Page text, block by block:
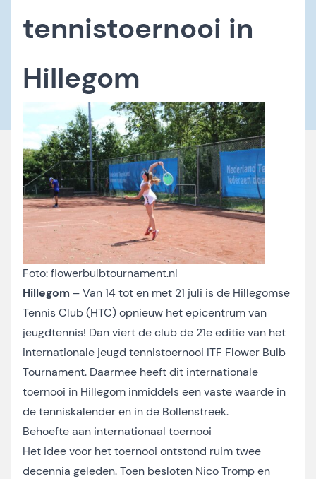
tennistoernooi in
Hillegom
Foto: flowerbulbtournament.nl
Hillegom – Van 14 tot en met 21 juli is de Hillegomse
Tennis Club (HTC) opnieuw het epicentrum van
jeugdtennis! Dan viert de club de 21e editie van het
internationale jeugd tennistoernooi ITF Flower Bulb
Tournament. Daarmee heeft dit internationale
toernooi in Hillegom inmiddels een vaste waarde in
de tenniskalender en in de Bollenstreek.
Behoefte aan internationaal toernooi
Het idee voor het toernooi ontstond ruim twee
decennia geleden. Toen besloten Nico Tromp en